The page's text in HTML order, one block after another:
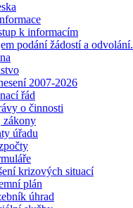
k informacím
podání žádostí a odvolání.
2007-2026
řád
o činnosti
zákony
úřadu
krizových situací
plán
úhrad